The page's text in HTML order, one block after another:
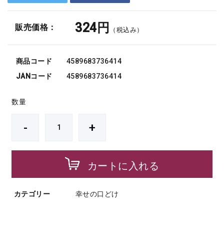
販売価格： 324円 （税込み）
商品コード
4589683736414
JANコード
4589683736414
数量
- +
カートに入れる
カテゴリー 幸せの口どけ